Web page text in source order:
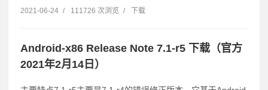
2021-06-24 / 111726 次浏览 / 下载
Android-x86 Release Note 7.1-r5 下载（官方
2021年2月14日）